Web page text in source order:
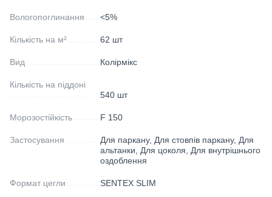
Вологопоглинання <5%
Кількість на м² 62 шт
Вид Колірмікс
Кількість на піддоні
540 шт
Морозостійкість F 150
Застосування
Для паркану, Для стовпів паркану, Для
альтанки, Для цоколя, Для внутрішнього
оздоблення
Формат цегли SENTEX SLIM